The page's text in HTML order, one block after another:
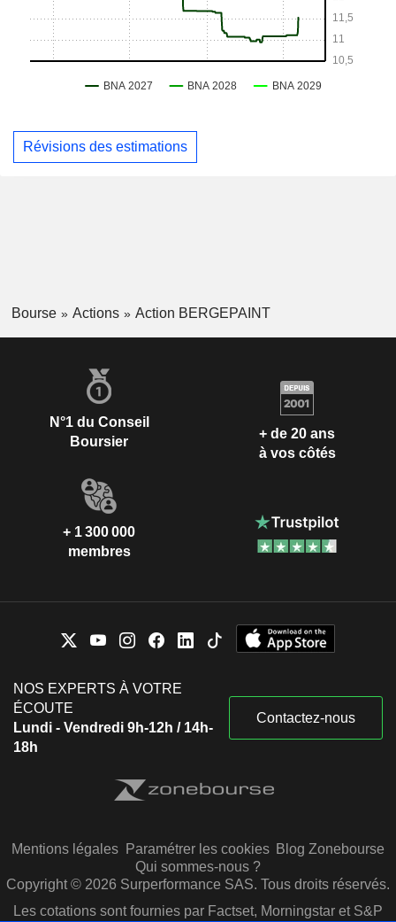
Révisions des estimations
Bourse Actions Action BERGEPAINT
N°1 du Conseil
Boursier
+ de 20 ans
à vos côtés
+ 1 300 000
membres
NOS EXPERTS À VOTRE
ÉCOUTE
Lundi - Vendredi 9h-12h / 14h-
18h
Contactez-nous
Mentions légales Paramétrer les cookies Blog Zonebourse
Qui sommes-nous ?
Copyright © 2026 Surperformance SAS. Tous droits réservés.
Les cotations sont fournies par Factset, Morningstar et S&P